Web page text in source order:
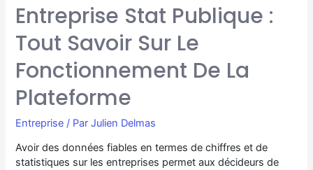
Entreprise Stat Publique :
Tout Savoir Sur Le
Fonctionnement De La
Plateforme
Entreprise / ParJulien Delmas
Avoir des données fiables en termes de chiffres et de
statistiques sur les entreprises permet aux décideurs de